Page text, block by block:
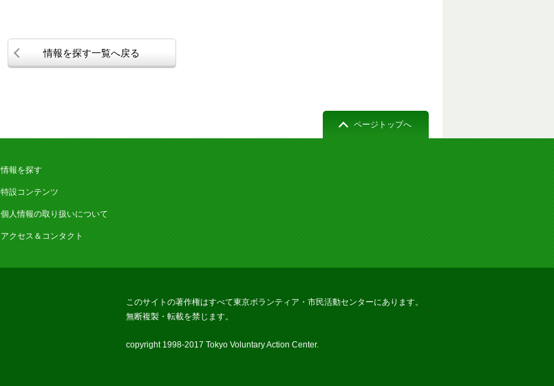
情報を探す一覧へ戻る
情報を探す
特設コンテンツ
個人情報の取り扱いについて
アクセス＆コンタクト
ページトップへ
このサイトの著作権はすべて東京ボランティア・市民活動センターにあります。
無断複製・転載を禁じます。
copyright 1998-2017 Tokyo Voluntary Action Center.